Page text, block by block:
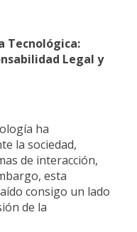
Tecnológica:
Legal y
ha
la sociedad,
de interacción,
esta
consigo un lado
de la